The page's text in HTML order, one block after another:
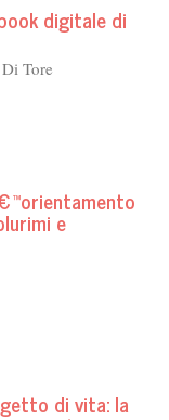
digitale di
Tore
e
di vita: la